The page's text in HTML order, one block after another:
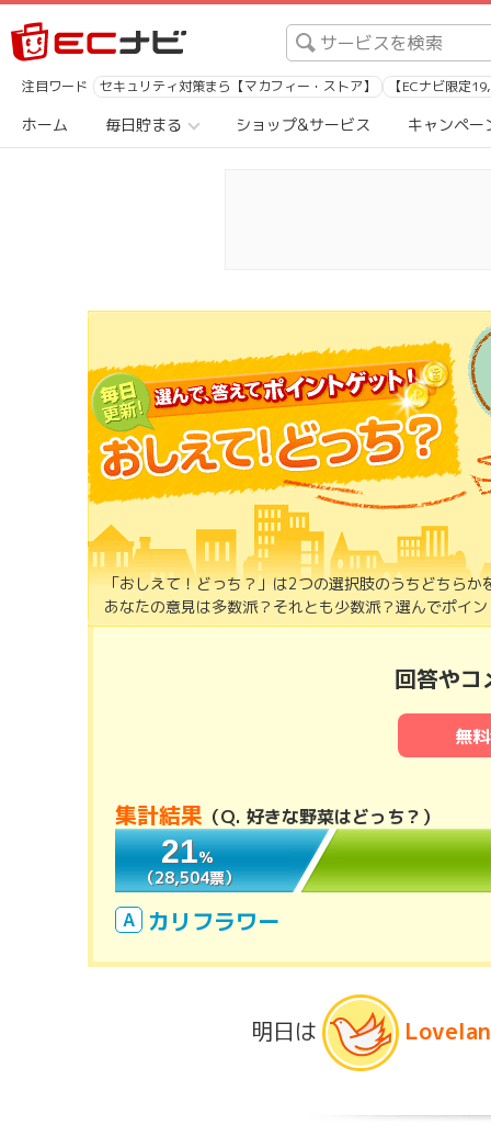
注目ワード セキュリティ対策まら【マカフィー・ストア】 【ECナビ限定
ホーム 毎日貯まる ショップ&サービス キャンペー
「おしえて！どっち？」は2つの選択肢のうちどちら
あなたの意見は多数派？それとも少数派？選んでポイ
回答やコ
無
集計結果 （Q. 好きな野菜はどっち？ ）
21％
（28,504票）
21％
（28,504票）
A カリフラワー
明日は